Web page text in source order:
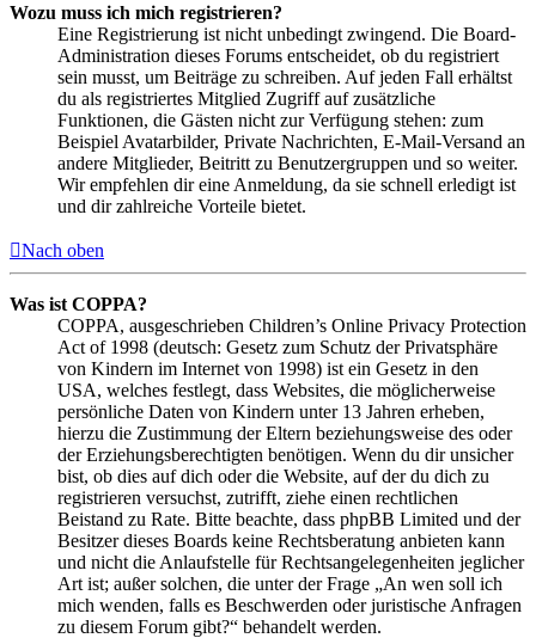
Wozu muss ich mich registrieren?
Eine Registrierung ist nicht unbedingt zwingend. Die Board-
Administration dieses Forums entscheidet, ob du registriert
sein musst, um Beiträge zu schreiben. Auf jeden Fall erhältst
du als registriertes Mitglied Zugriff auf zusätzliche
Funktionen, die Gästen nicht zur Verfügung stehen: zum
Beispiel Avatarbilder, Private Nachrichten, E-Mail-Versand an
andere Mitglieder, Beitritt zu Benutzergruppen und so weiter.
Wir empfehlen dir eine Anmeldung, da sie schnell erledigt ist
und dir zahlreiche Vorteile bietet.
Nach oben
Was ist COPPA?
COPPA, ausgeschrieben Children’s Online Privacy Protection
Act of 1998 (deutsch: Gesetz zum Schutz der Privatsphäre
von Kindern im Internet von 1998) ist ein Gesetz in den
USA, welches festlegt, dass Websites, die möglicherweise
persönliche Daten von Kindern unter 13 Jahren erheben,
hierzu die Zustimmung der Eltern beziehungsweise des oder
der Erziehungsberechtigten benötigen. Wenn du dir unsicher
bist, ob dies auf dich oder die Website, auf der du dich zu
registrieren versuchst, zutrifft, ziehe einen rechtlichen
Beistand zu Rate. Bitte beachte, dass phpBB Limited und der
Besitzer dieses Boards keine Rechtsberatung anbieten kann
und nicht die Anlaufstelle für Rechtsangelegenheiten jeglicher
Art ist; außer solchen, die unter der Frage „An wen soll ich
mich wenden, falls es Beschwerden oder juristische Anfragen
zu diesem Forum gibt?“ behandelt werden.